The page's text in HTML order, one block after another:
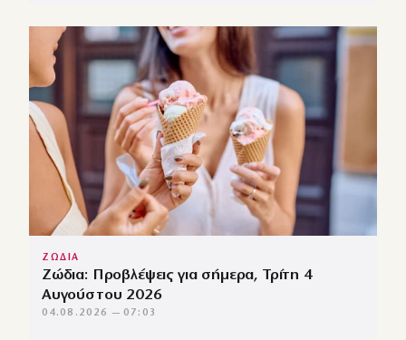
ΖΩΔΙΑ
Ζώδια: Προβλέψεις για σήμερα, Τρίτη 4
Αυγούστου 2026
04.08.2026 — 07:03